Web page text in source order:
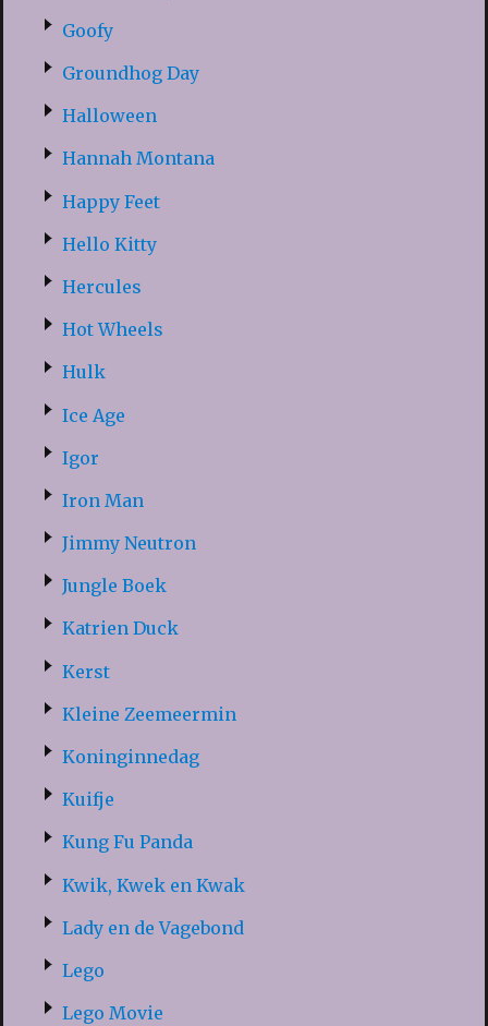
Goofy
Groundhog Day
Halloween
Hannah Montana
Happy Feet
Hello Kitty
Hercules
Hot Wheels
Hulk
Ice Age
Igor
Iron Man
Jimmy Neutron
Jungle Boek
Katrien Duck
Kerst
Kleine Zeemeermin
Koninginnedag
Kuifje
Kung Fu Panda
Kwik, Kwek en Kwak
Lady en de Vagebond
Lego
Lego Movie